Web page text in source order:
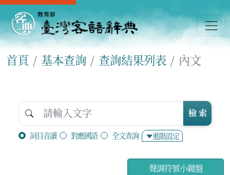
首頁 基本查詢 查詢結果列表 內文
詞目音讀 對應國語 全文查詢 進階設定
檢 索
聲調符號小鍵盤